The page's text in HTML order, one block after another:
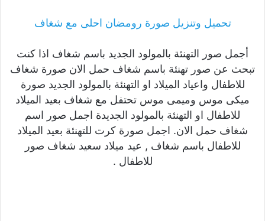
تحميل وتنزيل صورة رومضان احلى مع شغاف
أجمل صور التهنئة بالمولود الجديد باسم شغاف اذا كنت
تبحث عن صور تهنئة باسم شغاف حمل الان صورة شغاف
للاطفال واعياد الميلاد او التهنئة بالمولود الجديد صورة
ميكى موس وميمى موس تحتفل مع شغاف بعيد الميلاد
للاطفال او التهنئة بالمولود الجديدة اجمل صور اسم
شغاف حمل الان. اجمل صورة كرت للتهنئة بعيد الميلاد
للاطفال باسم شغاف , عيد ميلاد سعيد شغاف صور
للاطفال .